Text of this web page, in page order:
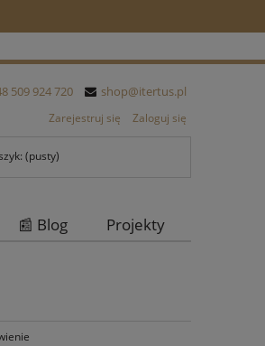
509 924 720 shop@itertus.pl
Zarejestruj się Zaloguj się
(pusty)
📰 Blog
Projekty